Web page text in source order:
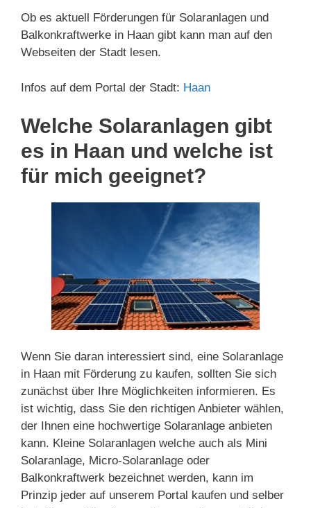
Ob es aktuell Förderungen für Solaranlagen und
Balkonkraftwerke in Haan gibt kann man auf den
Webseiten der Stadt lesen.
Infos auf dem Portal der Stadt: Haan
Welche Solaranlagen gibt
es in Haan und welche ist
für mich geeignet?
Wenn Sie daran interessiert sind, eine Solaranlage
in Haan mit Förderung zu kaufen, sollten Sie sich
zunächst über Ihre Möglichkeiten informieren. Es
ist wichtig, dass Sie den richtigen Anbieter wählen,
der Ihnen eine hochwertige Solaranlage anbieten
kann. Kleine Solaranlagen welche auch als Mini
Solaranlage, Micro-Solaranlage oder
Balkonkraftwerk bezeichnet werden, kann im
Prinzip jeder auf unserem Portal kaufen und selber